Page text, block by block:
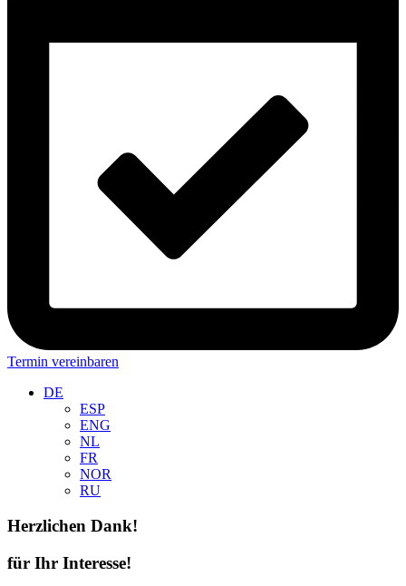
Termin vereinbaren
DE
ESP
ENG
NL
FR
NOR
RU
Herzlichen Dank!
für Ihr Interesse!